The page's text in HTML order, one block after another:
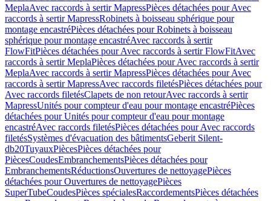
MeplaAvec raccords à sertir MapressPièces détachées pour Avec
raccords à sertir MapressRobinets à boisseau sphérique pour
montage encastréPièces détachées pour Robinets à boisseau
sphérique pour montage encastréAvec raccords à sertir
FlowFitPièces détachées pour Avec raccords à sertir FlowFitAvec
raccords à sertir MeplaPièces détachées pour Avec raccords à sertir
MeplaAvec raccords à sertir MapressPièces détachées pour Avec
raccords à sertir MapressAvec raccords filetésPièces détachées pour
Avec raccords filetésClapets de non retourAvec raccords à sertir
MapressUnités pour compteur d'eau pour montage encastréPièces
détachées pour Unités pour compteur d'eau pour montage
encastréAvec raccords filetésPièces détachées pour Avec raccords
filetésSystèmes d'évacuation des bâtimentsGeberit Silent-
db20TuyauxPiècesPièces détachées pour
PiècesCoudesEmbranchementsPièces détachées pour
EmbranchementsRéductionsOuvertures de nettoyagePièces
détachées pour Ouvertures de nettoyagePièces
SuperTubeCoudesPièces spécialesRaccordementsPièces détachées